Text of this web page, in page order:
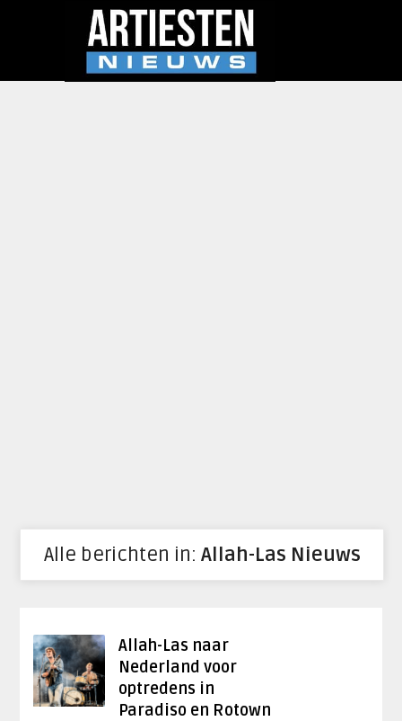
Alle berichten in: Allah-Las Nieuws
Allah-Las naar
Nederland voor
optredens in
Paradiso en Rotown